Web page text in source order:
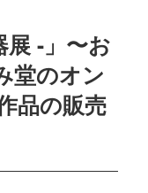
展 -」〜お
堂のオン
品の販売